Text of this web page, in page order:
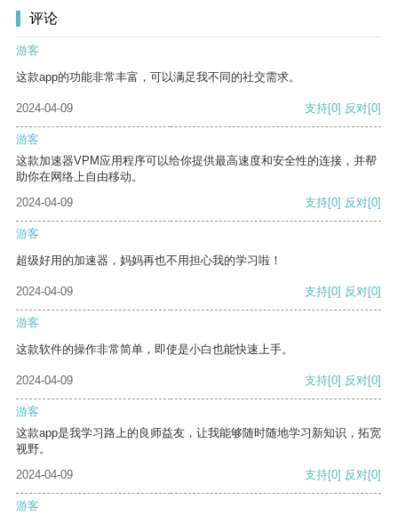
评论
游客
这款app的功能非常丰富，可以满足我不同的社交需求。
2024-04-09 支持[0] 反对[0]
游客
这款加速器VPM应用程序可以给你提供最高速度和安全性的连接，并帮
助你在网络上自由移动。
2024-04-09
支持[0] 反对[0]
游客
超级好用的加速器，妈妈再也不用担心我的学习啦！
2024-04-09 支持[0] 反对[0]
游客
这款软件的操作非常简单，即使是小白也能快速上手。
2024-04-09 支持[0] 反对[0]
游客
这款app是我学习路上的良师益友，让我能够随时随地学习新知识，拓宽
视野。
2024-04-09
支持[0] 反对[0]
游客